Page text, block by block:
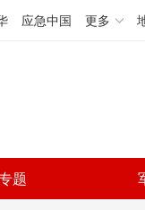
应急中国 更多
题